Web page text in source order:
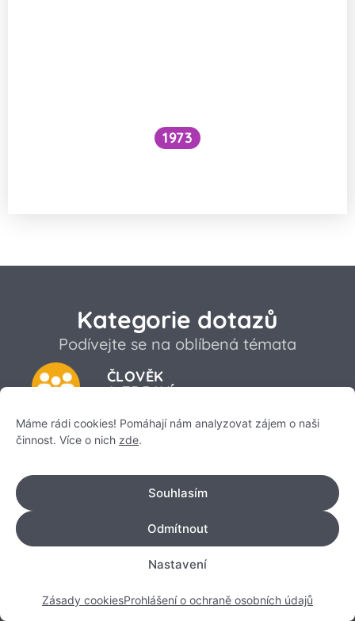
Máme rádi cookies! Pomáhají nám analyzovat zájem o naši
činnost. Více o nich zde.
Souhlasím
Odmítnout
Nastavení
Zásady cookiesProhlášení o ochraně osobních údajů
1973
Kategorie dotazů
Podívejte se na oblíbená témata
ČLOVĚK
A ZDRAVÍ
PŘÍRODA
FYZIKA A CHEMIE
SPOLEČNOST
ŽIVOTNÍ PROSTŘEDÍ